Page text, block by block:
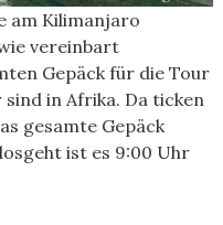
am Kilimanjaro
vereinbart
Gepäck für die Tour
in Afrika. Da ticken
gesamte Gepäck
ist es 9:00 Uhr